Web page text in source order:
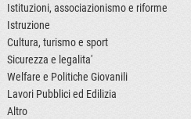
Istituzioni, associazionismo e riforme
Istruzione
Cultura, turismo e sport
Sicurezza e legalita'
Welfare e Politiche Giovanili
Lavori Pubblici ed Edilizia
Altro